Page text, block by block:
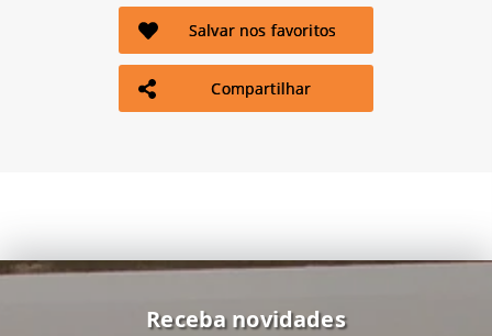
Salvar nos favoritos
Compartilhar
Receba novidades